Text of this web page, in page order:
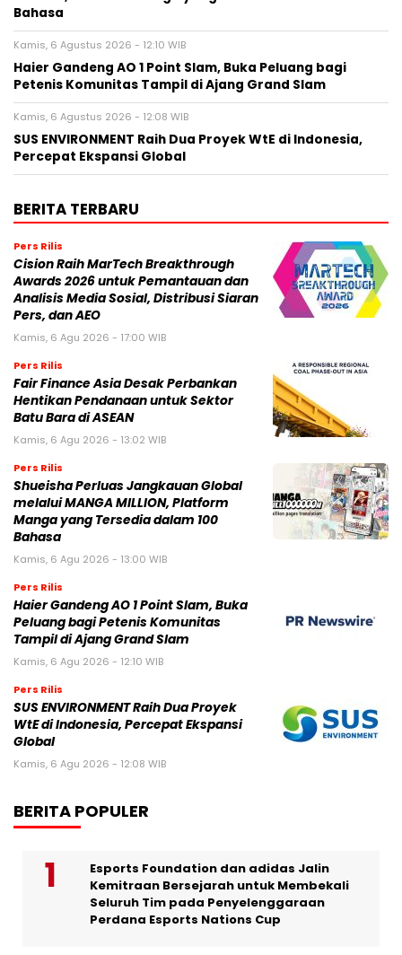
Bahasa
Kamis, 6 Agustus 2026 - 12:10 WIB
Haier Gandeng AO 1 Point Slam, Buka Peluang bagi
Petenis Komunitas Tampil di Ajang Grand Slam
Kamis, 6 Agustus 2026 - 12:08 WIB
SUS ENVIRONMENT Raih Dua Proyek WtE di Indonesia,
Percepat Ekspansi Global
BERITA TERBARU
Pers Rilis
Cision Raih MarTech Breakthrough
Awards 2026 untuk Pemantauan dan
Analisis Media Sosial, Distribusi Siaran
Pers, dan AEO
Kamis, 6 Agu 2026 - 17:00 WIB
Pers Rilis
Fair Finance Asia Desak Perbankan
Hentikan Pendanaan untuk Sektor
Batu Bara di ASEAN
Kamis, 6 Agu 2026 - 13:02 WIB
Pers Rilis
Shueisha Perluas Jangkauan Global
melalui MANGA MILLION, Platform
Manga yang Tersedia dalam 100
Bahasa
Kamis, 6 Agu 2026 - 13:00 WIB
Pers Rilis
Haier Gandeng AO 1 Point Slam, Buka
Peluang bagi Petenis Komunitas
Tampil di Ajang Grand Slam
Kamis, 6 Agu 2026 - 12:10 WIB
Pers Rilis
SUS ENVIRONMENT Raih Dua Proyek
WtE di Indonesia, Percepat Ekspansi
Global
Kamis, 6 Agu 2026 - 12:08 WIB
BERITA POPULER
Esports Foundation dan adidas Jalin
Kemitraan Bersejarah untuk Membekali
Seluruh Tim pada Penyelenggaraan
Perdana Esports Nations Cup